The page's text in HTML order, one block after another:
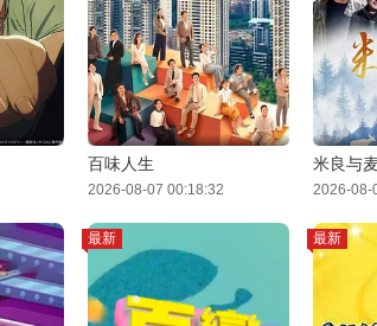
百味人生
2026-08-07 00:18:32
米良与
2026-08-
最新 最新